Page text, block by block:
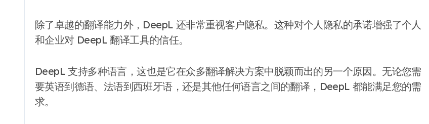
除了卓越的翻译能力外，DeepL 还非常重视客户隐私。这种对个人隐私的承诺增强了个人
和企业对 DeepL 翻译工具的信任。
DeepL 支持多种语言，这也是它在众多翻译解决方案中脱颖而出的另一个原因。无论您需
要英语到德语、法语到西班牙语，还是其他任何语言之间的翻译，DeepL 都能满足您的需
求。